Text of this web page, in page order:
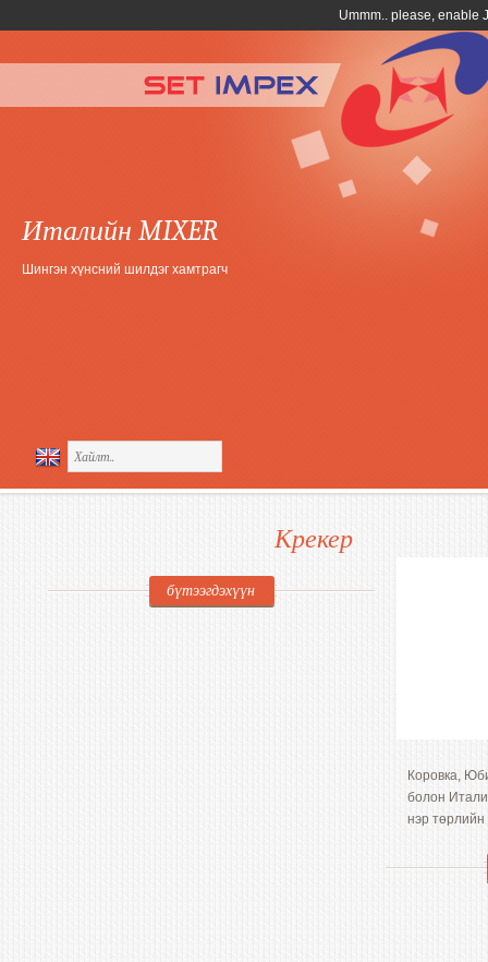
Италийн MIXER
Шингэн хүнсний шилдэг хамтрагч
Крекер
бүтээгдэхүүн
Коровка,
болон
нэр төрлийн